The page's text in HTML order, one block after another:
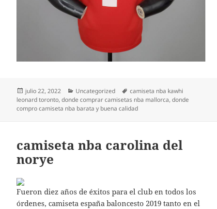
Publicado
el
julio 22, 2022 Categorías
Uncategorized Etiquetas
camiseta nba kawhi
leonard toronto,donde comprar camisetas nba mallorca,donde
compro camiseta nba barata y buena calidad
camiseta nba carolina del
norye
Fueron diez años de éxitos para el club en todos los
órdenes, camiseta españa baloncesto 2019 tanto en el